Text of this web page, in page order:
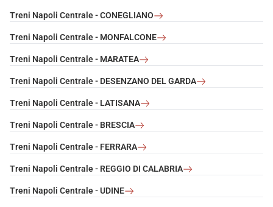
Treni Napoli Centrale - CONEGLIANO
Treni Napoli Centrale - MONFALCONE
Treni Napoli Centrale - MARATEA
Treni Napoli Centrale - DESENZANO DEL GARDA
Treni Napoli Centrale - LATISANA
Treni Napoli Centrale - BRESCIA
Treni Napoli Centrale - FERRARA
Treni Napoli Centrale - REGGIO DI CALABRIA
Treni Napoli Centrale - UDINE